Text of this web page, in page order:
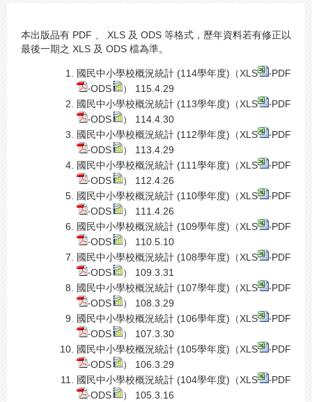
本出版品有 PDF 、 XLS 及 ODS 等格式，歷年資料若有修正以
最後一期之 XLS 及 ODS 檔為準。
國民中小學校概況統計 (114學年度)（XLS ‧PDF
‧ODS
） 115.4.29
國民中小學校概況統計 (113學年度)（XLS ‧PDF
‧ODS
） 114.4.30
國民中小學校概況統計 (112學年度)（XLS ‧PDF
‧ODS
） 113.4.29
國民中小學校概況統計 (111學年度)（XLS ‧PDF
‧ODS
） 112.4.26
國民中小學校概況統計 (110學年度)（XLS ‧PDF
‧ODS
） 111.4.26
國民中小學校概況統計 (109學年度)（XLS ‧PDF
‧ODS
） 110.5.10
國民中小學校概況統計 (108學年度)（XLS ‧PDF
‧ODS
） 109.3.31
國民中小學校概況統計 (107學年度)（XLS ‧PDF
‧ODS
） 108.3.29
國民中小學校概況統計 (106學年度)（XLS ‧PDF
‧ODS
） 107.3.30
國民中小學校概況統計 (105學年度)（XLS ‧PDF
‧ODS
） 106.3.29
國民中小學校概況統計 (104學年度)（XLS ‧PDF
‧ODS
） 105.3.16